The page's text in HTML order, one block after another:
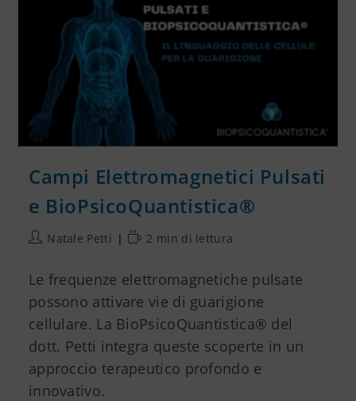
Campi Elettromagnetici Pulsati
e BioPsicoQuantistica®
Natale Petti 2 min di lettura
Le frequenze elettromagnetiche pulsate
possono attivare vie di guarigione
cellulare. La BioPsicoQuantistica® del
dott. Petti integra queste scoperte in un
approccio terapeutico profondo e
innovativo.